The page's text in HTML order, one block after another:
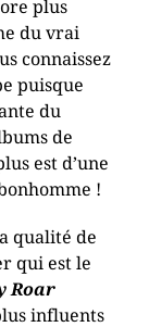
plus
du vrai
connaissez
puisque
du
de
est d’une
!
qualité de
qui est le
Roar
influents